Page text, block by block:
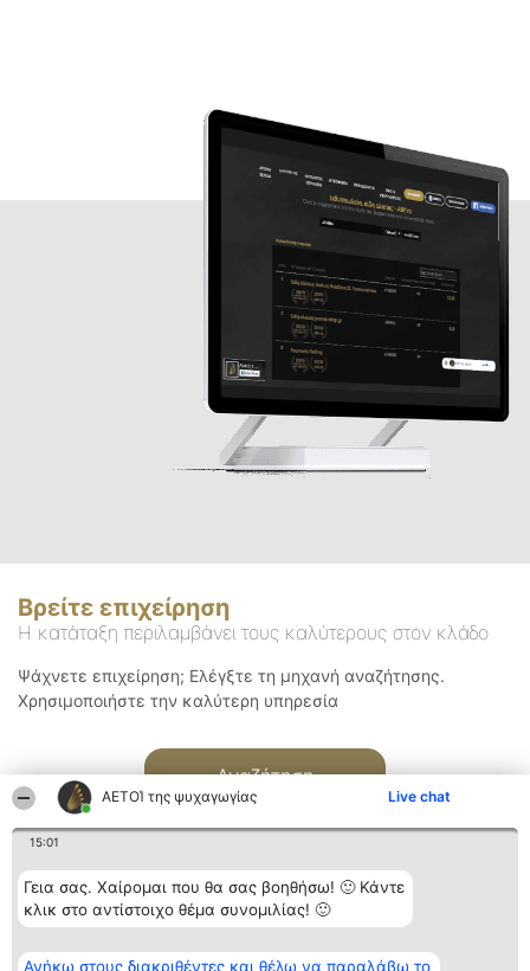
ΑΕΤΟΊ της ψυχαγωγίας Live chat
15:01
Γεια σας. Χαίρομαι που θα σας βοηθήσω! 🙂 Κάντε
κλικ στο αντίστοιχο θέμα συνομιλίας! 🙂
Ανήκω στους διακριθέντες και θέλω να παραλάβω το
Βρείτε επιχείρηση
Η κατάταξη περιλαμβάνει τους καλύτερους στον κλάδο
Ψάχνετε επιχείρηση; Ελέγξτε τη μηχανή αναζήτησης.
Χρησιμοποιήστε την καλύτερη υπηρεσία
Αναζήτηση
Διοργανωτής της
κατάταξης
Κατάταξη
Διακριθέντες
Επικοινωνία
Επικοινωνία